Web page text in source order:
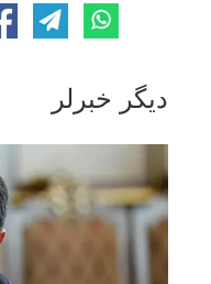
دیگر خبرلر